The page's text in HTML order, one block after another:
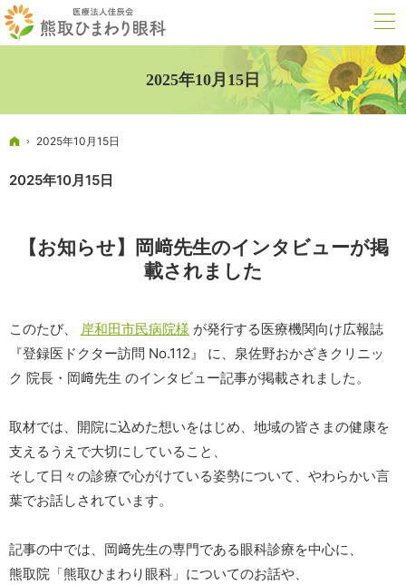
2025年10月15日
ホーム
2025年10月15日
2025年10月15日
【お知らせ】岡﨑先生のインタビューが掲
載されました
このたび、 岸和田市民病院様 が発行する医療機関向け広報誌
『登録医ドクター訪問 No.112』 に、泉佐野おかざきクリニッ
ク 院長・岡﨑先生 のインタビュー記事が掲載されました。
取材では、開院に込めた想いをはじめ、地域の皆さまの健康を
支えるうえで大切にしていること、
そして日々の診療で心がけている姿勢について、やわらかい言
葉でお話しされています。
記事の中では、岡﨑先生の専門である眼科診療を中心に、
熊取院「熊取ひまわり眼科」についてのお話や、